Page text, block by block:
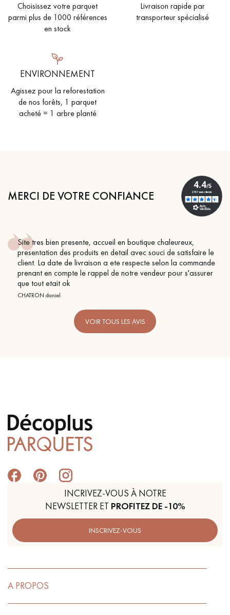
Choisissez votre parquet
parmi plus de 1000 références
en stock
Livraison rapide par
transporteur spécialisé
ENVIRONNEMENT
Agissez pour la reforestation
de nos forêts, 1 parquet
acheté = 1 arbre planté
MERCI DE VOTRE CONFIANCE
Site tres bien presente, accueil en boutique chaleureux,
presentation des produits en detail avec souci de satisfaire le
client. La date de livraison a ete respecte selon la commande
prenant en compte le rappel de notre vendeur pour s'assurer
que tout etait ok
CHATRON daniel
VOIR TOUS LES AVIS
INCRIVEZ-VOUS À NOTRE
NEWSLETTER ET PROFITEZ DE -10%
INSCRIVEZ-VOUS
A PROPOS